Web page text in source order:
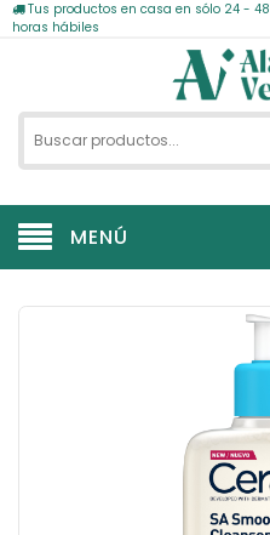
Tus productos en casa en sólo 24 - 48
horas hábiles
MENÚ